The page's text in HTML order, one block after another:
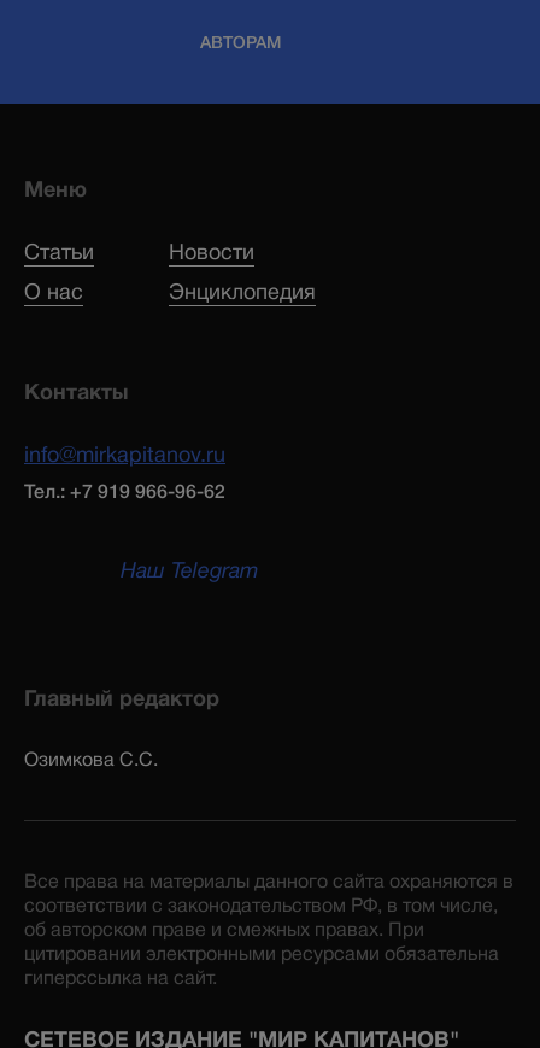
АВТОРАМ
Меню
Статьи
Новости
О нас
Энциклопедия
Контакты
info@mirkapitanov.ru
Тел.: +7 919 966-96-62
Наш Telegram
Главный редактор
Озимкова С.С.
Все права на материалы данного сайта охраняются в
соответствии с законодательством РФ, в том числе,
об авторском праве и смежных правах. При
цитировании электронными ресурсами обязательна
гиперссылка на сайт.
СЕТЕВОЕ ИЗДАНИЕ "МИР КАПИТАНОВ"